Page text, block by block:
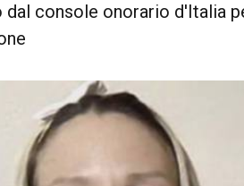
dal console onorario d'Italia